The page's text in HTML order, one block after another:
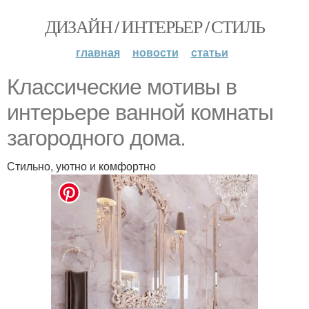
ДИЗАЙН / ИНТЕРЬЕР / СТИЛЬ
главная новости статьи
Классические мотивы в
интерьере ванной комнаты
загородного дома.
Стильно, уютно и комфортно